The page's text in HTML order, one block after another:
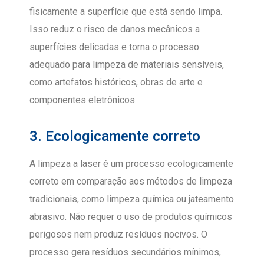
fisicamente a superfície que está sendo limpa.
Isso reduz o risco de danos mecânicos a
superfícies delicadas e torna o processo
adequado para limpeza de materiais sensíveis,
como artefatos históricos, obras de arte e
componentes eletrônicos.
3. Ecologicamente correto
A limpeza a laser é um processo ecologicamente
correto em comparação aos métodos de limpeza
tradicionais, como limpeza química ou jateamento
abrasivo. Não requer o uso de produtos químicos
perigosos nem produz resíduos nocivos. O
processo gera resíduos secundários mínimos,